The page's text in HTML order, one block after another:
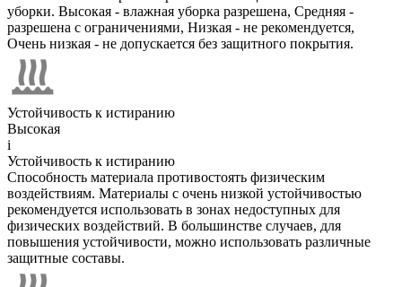
уборки. Высокая - влажная уборка разрешена, Средняя -
разрешена с ограничениями, Низкая - не рекомендуется,
Очень низкая - не допускается без защитного покрытия.
Устойчивость к истиранию
Высокая
i
Устойчивость к истиранию
Способность материала противостоять физическим
воздействиям. Материалы с очень низкой устойчивостью
рекомендуется использовать в зонах недоступных для
физических воздействий. В большинстве случаев, для
повышения устойчивости, можно использовать различные
защитные составы.